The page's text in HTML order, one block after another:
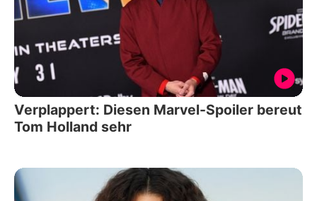
Verplappert: Diesen Marvel-Spoiler bereut
Tom Holland sehr